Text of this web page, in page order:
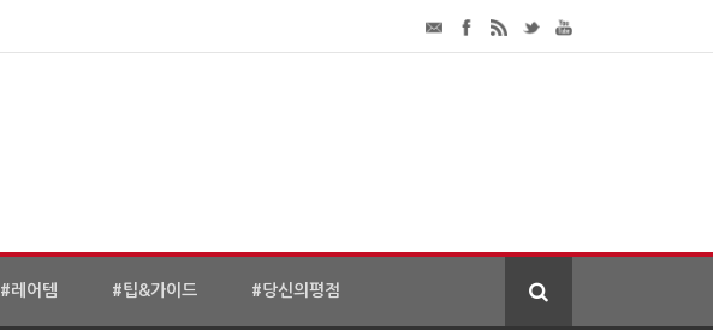
#레어템 #팁&가이드 #당신의평점